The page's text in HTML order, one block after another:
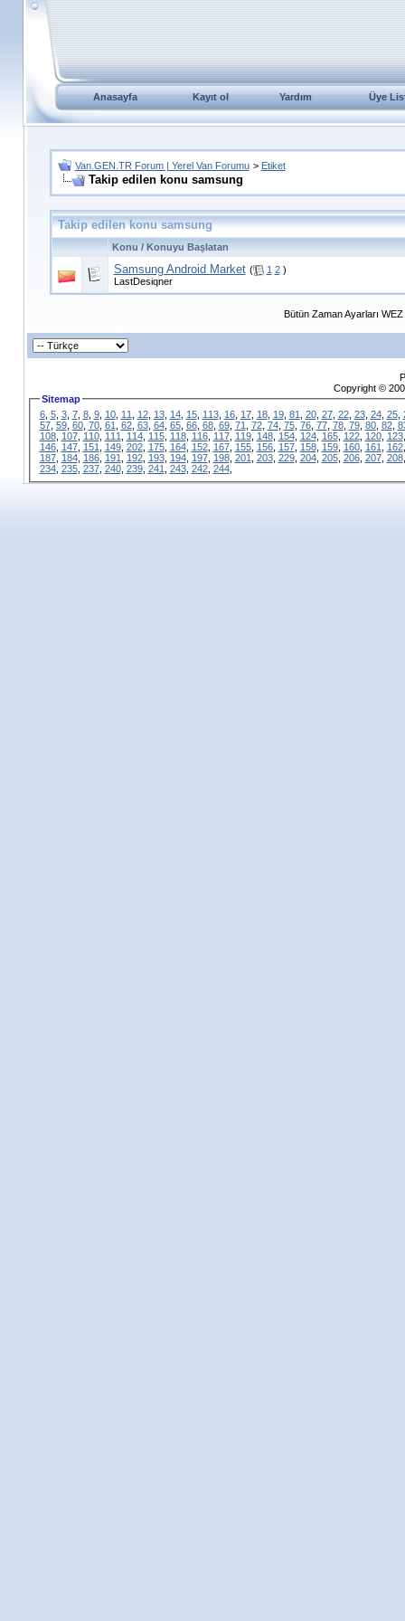
Anasayfa Kayıt ol Yardım Üye
Van.GEN.TR Forum | Yerel Van Forumu > Etiket
Takip edilen konu samsung
Takip edilen konu samsung
Konu / Konuyu Başlatan
Samsung Android Market ( 1 2 )
LastDesiqner
Bütün Zaman Ayarları
Copyright ©
Sitemap
6, 5, 3, 7, 8, 9, 10, 11 12, 13, 14, 15, 113, 16, 17, 18, 19, 81 20, 27, 22, 23, 24, 25,
57, 59, 60, 70, 61 62, 63, 64, 65, 66, 68, 69, 71 72, 74, 75, 76, 77, 78, 79, 80, 82,
108, 107, 110, 111 114, 115, 118, 116, 117, 119, 148, 154, 124, 165, 122, 120, 123
146, 147, 151 149, 202, 175, 164, 152, 167, 155, 156, 157, 158, 159, 160, 161 162
187, 184, 186, 191 192, 193, 194, 197, 198, 201 203, 229, 204, 205, 206, 207, 208
234, 235, 237, 240, 239, 241 243, 242, 244,